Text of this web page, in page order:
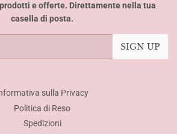
e offerte. Direttamente nella tua
casella di posta.
SIGN UP
sulla Privacy
Politica di Reso
Spedizioni